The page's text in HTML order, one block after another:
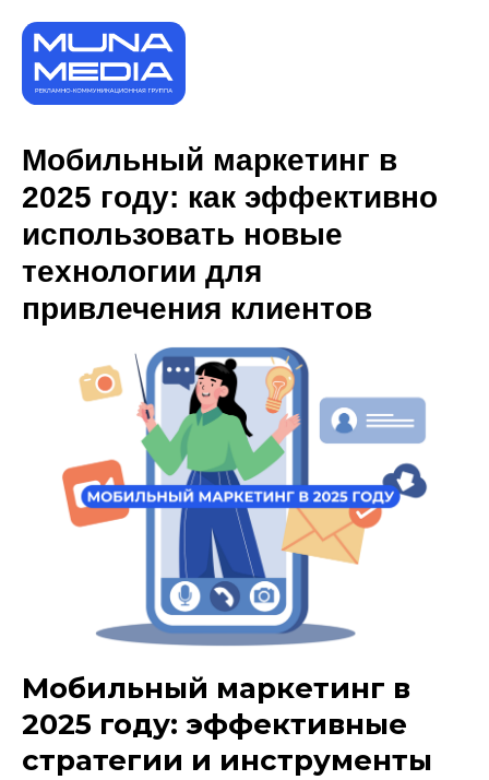
Мобильный маркетинг в
2025 году: как эффективно
использовать новые
технологии для
привлечения клиентов
Мобильный маркетинг в
2025 году: эффективные
стратегии и инструменты